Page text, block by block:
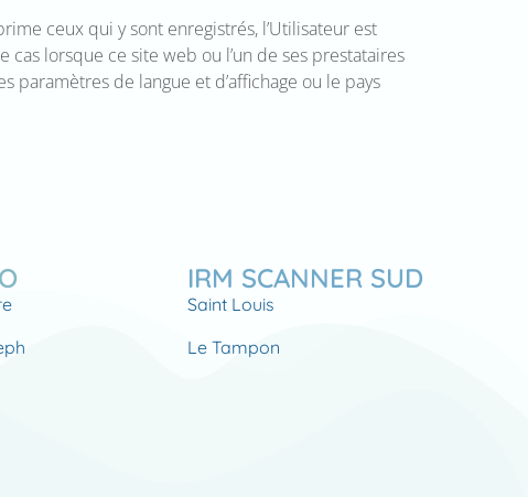
ceux qui y sont enregistrés, l’Utilisateur est
lorsque ce site web ou l’un de ses prestataires
de langue et d’affichage ou le pays
IRM SCANNER SUD
Saint Louis
Le Tampon